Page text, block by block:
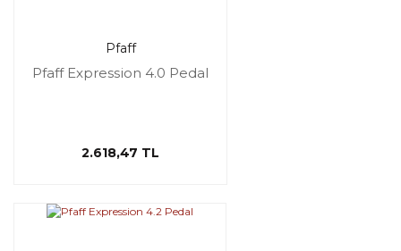
Pfaff
Pfaff Expression 4.0 Pedal
2.618,47 TL